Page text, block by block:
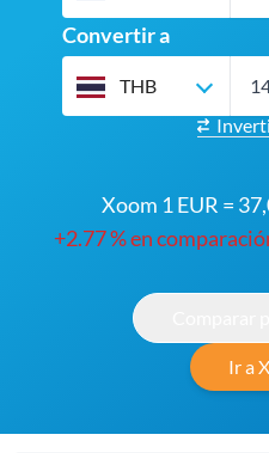
Convertir a
THB
Xoom 1 EUR =
+2.77 % en
Ir a